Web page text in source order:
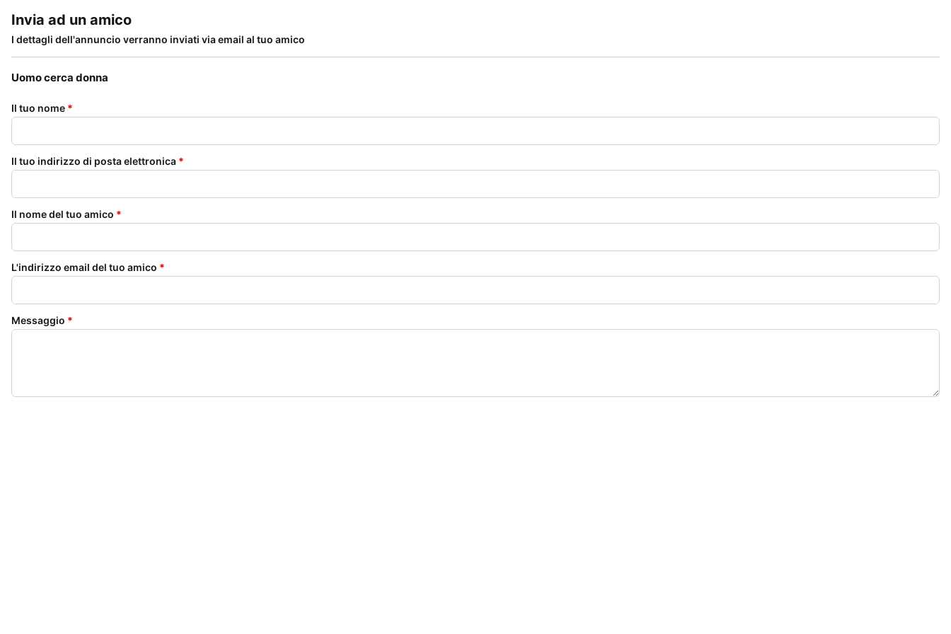
Invia ad un amico
I dettagli dell'annuncio verranno inviati via email al tuo amico
Uomo cerca donna
Il tuo nome *
Il tuo indirizzo di posta elettronica *
Il nome del tuo amico *
L'indirizzo email del tuo amico *
Messaggio *